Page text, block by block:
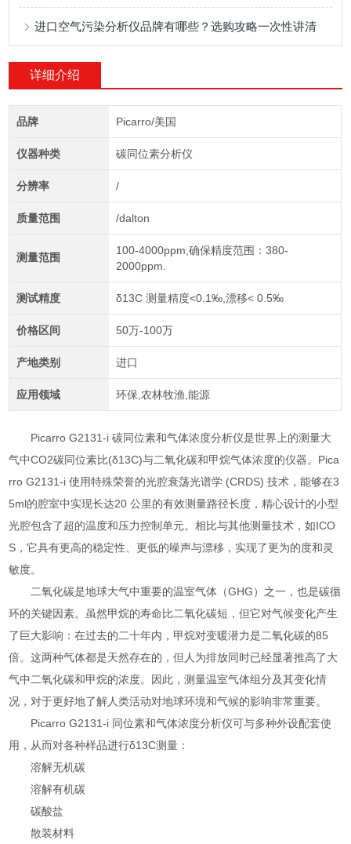
进口空气污染分析仪品牌有哪些？选购攻略一次性讲清
详细介绍
品牌 Picarro/美国
仪器种类 碳同位素分析仪
分辨率 /
质量范围 /dalton
测量范围
100-4000ppm,确保精度范围：380-
2000ppm.
测试精度 δ13C 测量精度<0.1‰,漂移< 0.5‰
价格区间 50万-100万
产地类别 进口
应用领域 环保,农林牧渔,能源
Picarro G2131-i 碳同位素和气体浓度分析仪是世界上的测量大
气中CO2碳同位素比(δ13C)与二氧化碳和甲烷气体浓度的仪器。Pica
rro G2131-i 使用特殊荣誉的光腔衰荡光谱学 (CRDS) 技术，能够在3
5ml的腔室中实现长达20 公里的有效测量路径长度，精心设计的小型
光腔包含了超的温度和压力控制单元。相比与其他测量技术，如ICO
S，它具有更高的稳定性、更低的噪声与漂移，实现了更为的度和灵
敏度。
二氧化碳是地球大气中重要的温室气体（GHG）之一，也是碳循
环的关键因素。虽然甲烷的寿命比二氧化碳短，但它对气候变化产生
了巨大影响：在过去的二十年内，甲烷对变暖潜力是二氧化碳的85
倍。这两种气体都是天然存在的，但人为排放同时已经显著推高了大
气中二氧化碳和甲烷的浓度。因此，测量温室气体组分及其变化情
况，对于更好地了解人类活动对地球环境和气候的影响非常重要。
Picarro G2131-i 同位素和气体浓度分析仪可与多种外设配套使
用，从而对各种样品进行δ13C测量：
溶解无机碳
溶解有机碳
碳酸盐
散装材料